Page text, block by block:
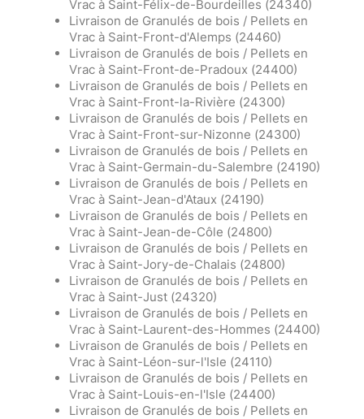
Vrac à Saint-Félix-de-Bourdeilles (24340)
Livraison de Granulés de bois / Pellets en
Vrac à Saint-Front-d'Alemps (24460)
Livraison de Granulés de bois / Pellets en
Vrac à Saint-Front-de-Pradoux (24400)
Livraison de Granulés de bois / Pellets en
Vrac à Saint-Front-la-Rivière (24300)
Livraison de Granulés de bois / Pellets en
Vrac à Saint-Front-sur-Nizonne (24300)
Livraison de Granulés de bois / Pellets en
Vrac à Saint-Germain-du-Salembre (24190)
Livraison de Granulés de bois / Pellets en
Vrac à Saint-Jean-d'Ataux (24190)
Livraison de Granulés de bois / Pellets en
Vrac à Saint-Jean-de-Côle (24800)
Livraison de Granulés de bois / Pellets en
Vrac à Saint-Jory-de-Chalais (24800)
Livraison de Granulés de bois / Pellets en
Vrac à Saint-Just (24320)
Livraison de Granulés de bois / Pellets en
Vrac à Saint-Laurent-des-Hommes (24400)
Livraison de Granulés de bois / Pellets en
Vrac à Saint-Léon-sur-l'Isle (24110)
Livraison de Granulés de bois / Pellets en
Vrac à Saint-Louis-en-l'Isle (24400)
Livraison de Granulés de bois / Pellets en